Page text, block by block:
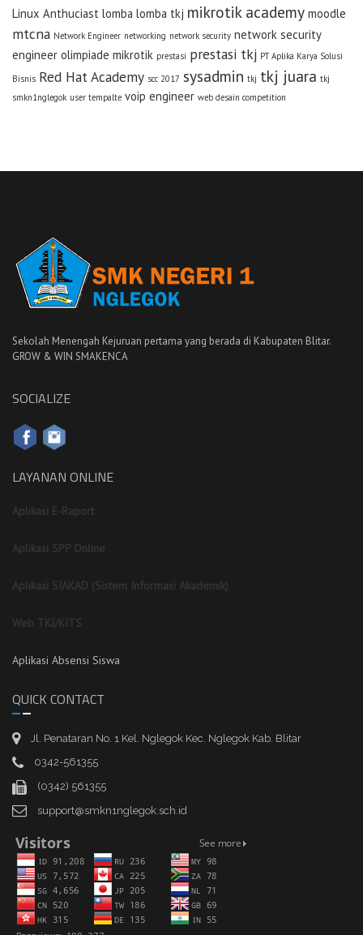
Linux Anthuciast lomba lomba tkj mikrotik academy moodle
mtcna Network Engineer networking network security network security
engineer olimpiade mikrotik prestasi prestasi tkj PT Aplika Karya Solusi
Bisnis Red Hat Academy scc 2017 sysadmin tkj tkj juara tkj
smkn1nglegok user tempalte voip engineer web desain competition
Sekolah Menengah Kejuruan pertama yang berada di Kabupaten Blitar.
GROW & WIN SMAKENCA
SOCIALIZE
LAYANAN ONLINE
Aplikasi E-Raport
Aplikasi SPP Online
Aplikasi SIAKAD (Sistem Informasi Akademik)
Web TKJ/KITS
Aplikasi Absensi Siswa
QUICK CONTACT
Jl. Penataran No. 1 Kel. Nglegok Kec. Nglegok Kab. Blitar
0342-561355
(0342) 561355
support@smkn1nglegok.sch.id